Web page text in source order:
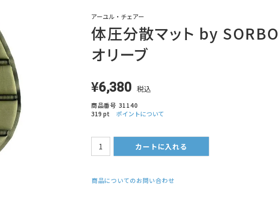
アーユル・チェアー
体圧分散マット by SORBO
オリーブ
¥6,380 税込
商品番号 31140
319 pt ポイントについて
カートに入れる
商品についてのお問い合わせ